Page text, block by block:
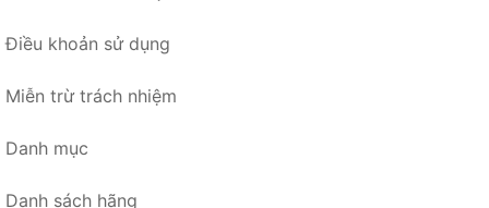
Điều khoản sử dụng
Miễn trừ trách nhiệm
Danh mục
Danh sách hãng